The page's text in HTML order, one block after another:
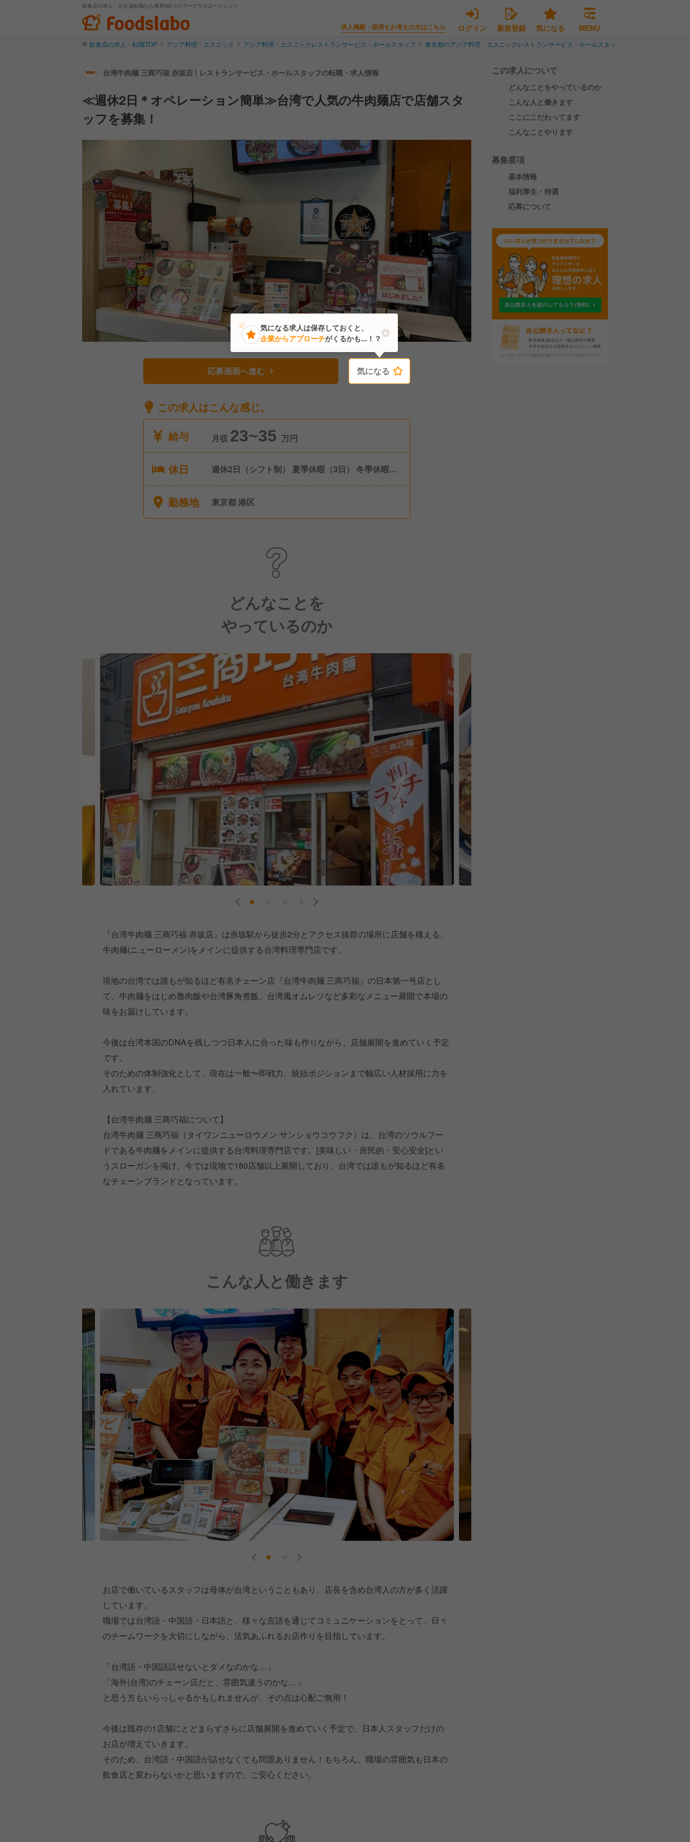
飲食店の求人・正社員転職なら業界NO.1のフーズラボエージェント
求人掲載・採用をお考えの方はこちら ログイン 新規登録 気になる MENU
飲食店の求人・転職TOP アジア料理・エスニック アジア料理・エスニックレストランサービス・ホールスタッフ 東京都のアジア料理・エスニックレストランサービス・ホールスタッフ
台湾牛肉麺 三商巧福 赤坂店 | レストランサービス・ホールスタッフの転職・求人情報
≪週休2日＊オペレーション簡単≫台湾で人気の牛肉麺店で店舗スタ
ッフを募集！
応募画面へ進む 気になる
この求人はこんな感じ。
給与
月収 23~35 万円
休日
週休2日（シフト制） 夏季休暇（3日） 冬季休暇
勤務地 東京都 港区
どんなことを
やっているのか
『台湾牛肉麺 三商巧福 赤坂店』は赤坂駅から徒歩2分とアクセス抜群の場所に店舗を構える、
牛肉麺(ニューローメン)をメインに提供する台湾料理専門店です。
現地の台湾では誰もが知るほど有名チェーン店『台湾牛肉麺 三商巧福』の日本第一号店とし
て、牛肉麺をはじめ魯肉飯や台湾豚角煮飯、台湾風オムレツなど多彩なメニュー展開で本場の
味をお届けしています。
今後は台湾本国のDNAを残しつつ日本人に合った味も作りながら、店舗展開を進めていく予定
です。
そのための体制強化として、現在は一般〜即戦力、統括ポジションまで幅広い人材採用に力を
入れています。
【台湾牛肉麺 三商巧福について】
台湾牛肉麺 三商巧福（タイワンニューロウメン サンショウコウフク）は、台湾のソウルフー
ドである牛肉麺をメインに提供する台湾料理専門店です。[美味しい・庶民的・安心安全]とい
うスローガンを掲げ、今では現地で180店舗以上展開しており、台湾では誰もが知るほど有名
なチェーンブランドとなっています。
こんな人と働きます
お店で働いているスタッフは母体が台湾ということもあり、店長を含め台湾人の方が多く活躍
しています。
職場では台湾語・中国語・日本語と、様々な言語を通じてコミュニケーションをとって、日々
のチームワークを大切にしながら、活気あふれるお店作りを目指しています。
「台湾語・中国語話せないとダメなのかな…」
「海外(台湾)のチェーン店だと、雰囲気違うのかな…」
と思う方もいらっしゃるかもしれませんが、その点は心配ご無用！
今後は既存の1店舗にとどまらずさらに店舗展開を進めていく予定で、日本人スタッフだけの
お店が増えていきます。
そのため、台湾語・中国語が話せなくても問題ありません！もちろん、職場の雰囲気も日本の
飲食店と変わらないかと思いますので、ご安心ください。
この求人について
どんなことをやっているのか
こんな人と働きます
ここにこだわってます
こんなことやります
募集要項
基本情報
福利厚生・待遇
応募について
気になる
気になる求人は保存しておくと、
企業からアプローチがくるかも...！？